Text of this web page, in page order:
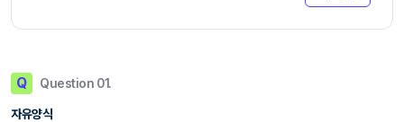
Q Question 01.
자유양식